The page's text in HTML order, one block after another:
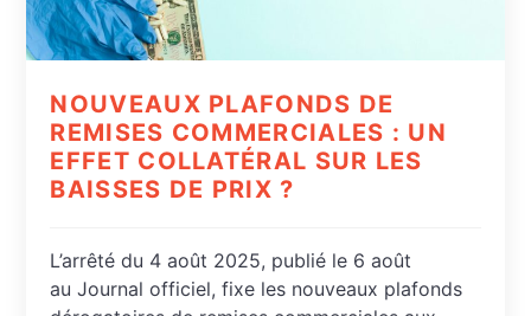
NOUVEAUX PLAFONDS DE
REMISES COMMERCIALES : UN
EFFET COLLATÉRAL SUR LES
BAISSES DE PRIX ?
L’arrêté du 4 août 2025, publié le 6 août
au Journal officiel, fixe les nouveaux plafonds